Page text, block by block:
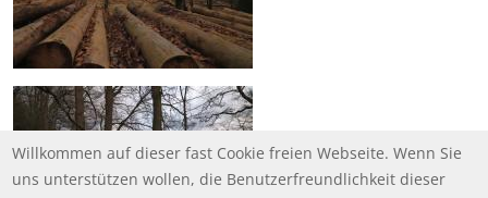
Willkommen auf dieser fast Cookie freien Webseite. Wenn Sie
uns unterstützen wollen, die Benutzerfreundlichkeit dieser